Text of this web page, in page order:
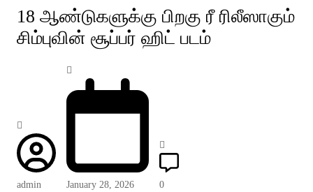
18 ஆண்டுகளுக்கு பிறகு ரீ ரிலீஸாகும்
சிம்புவின் சூப்பர் ஹிட் படம்
admin January 28, 2026 0